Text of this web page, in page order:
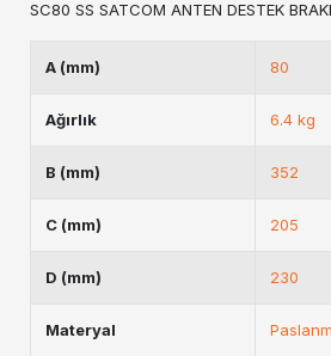
SC80 SS SATCOM ANTEN DESTEK
A (mm) 80
Ağırlık 6.4 kg
B (mm) 352
C (mm) 205
D (mm) 230
Materyal